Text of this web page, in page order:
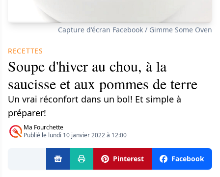
Capture d'écran Facebook / Gimme Some Oven
RECETTES
Soupe d'hiver au chou, à la
saucisse et aux pommes de terre
Un vrai réconfort dans un bol! Et simple à
préparer!
Ma Fourchette
Publié le lundi 10 janvier 2022 à 12:00
Pinterest Facebook